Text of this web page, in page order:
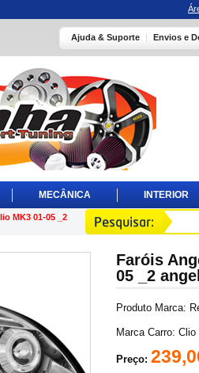
Ajuda & Suporte Envios e
MECÂNICA INTERIOR
MK3 01-05 _2
Faróis
05 _2
Produto Marca:
Marca Carro: Clio
Preço: